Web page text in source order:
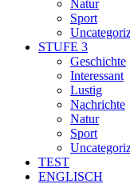
Natur
Sport
STUFE 3
Geschichte
Interessant
Lustig
Nachrichte
Natur
Sport
TEST
ENGLISCH